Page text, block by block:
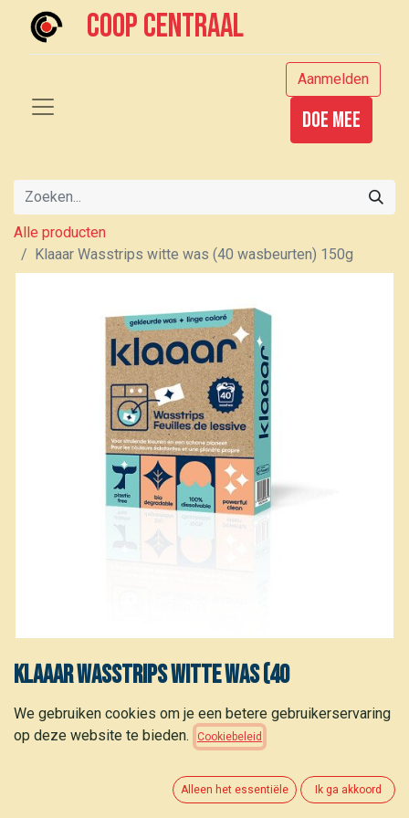
Coop centraal
Aanmelden
Doe mee
Alle producten
Klaaar Wasstrips witte was (40 wasbeurten) 150g
Klaaar Wasstrips witte was (40
wasbeurten) 150g
11,40€
We gebruiken cookies om je een betere gebruikerservaring
op deze website te bieden.
Cookiebeleid
Alleen het essentiële Ik ga akkoord